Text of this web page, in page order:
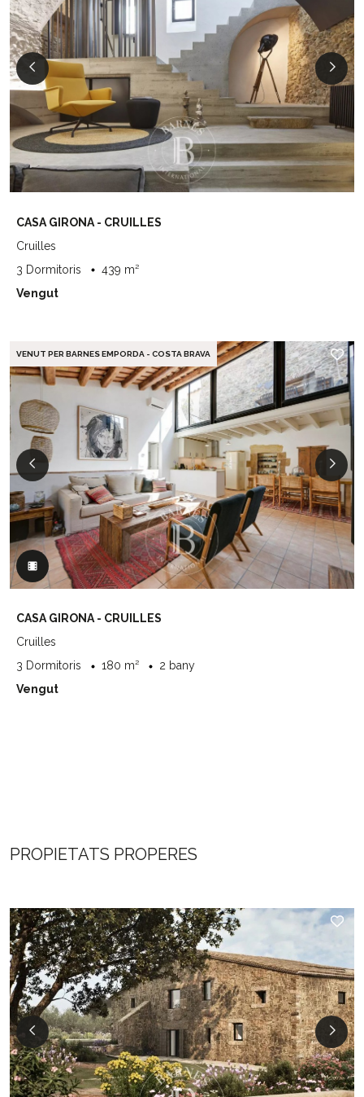
CASA GIRONA - CRUILLES
Cruilles
3 Dormitoris
439 m²
Vengut
VENUT PER BARNES EMPORDA - COSTA BRAVA
CASA GIRONA - CRUILLES
Cruilles
3 Dormitoris
180 m²
2 bany
Vengut
PROPIETATS PROPERES